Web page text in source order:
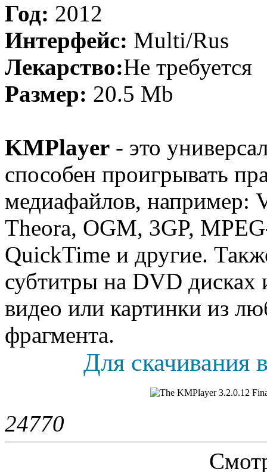
Год: 2012
Интерфейс: Multi/Rus
Лекарство:Не требуется
Размер: 20.5 Mb
KMPlayer - это
способен проигрывать
медиафайлов,
Theora, OGM, 3GP,
QuickTime и другие.
субтитры на DVD дисках
видео или картинки из
фрагмента.
Для скачивания
24770